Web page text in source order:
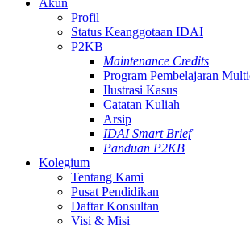
Akun
Profil
Status Keanggotaan IDAI
P2KB
Maintenance Credits
Program Pembelajaran
Ilustrasi Kasus
Catatan Kuliah
Arsip
IDAI Smart Brief
Panduan P2KB
Kolegium
Tentang Kami
Pusat Pendidikan
Daftar Konsultan
Visi & Misi